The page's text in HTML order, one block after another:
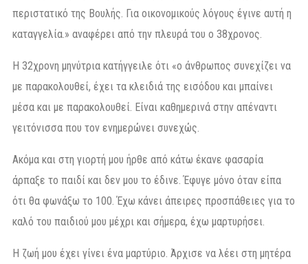
περιστατικό της Βουλής. Για οικονομικούς λόγους έγινε αυτή η
καταγγελία.» αναφέρει από την πλευρά του ο 38χρονος.
Η 32χρονη μηνύτρια κατήγγειλε ότι «ο άνθρωπος συνεχίζει να
με παρακολουθεί, έχει τα κλειδιά της εισόδου και μπαίνει
μέσα και με παρακολουθεί. Είναι καθημερινά στην απέναντι
γειτόνισσα που τον ενημερώνει συνεχώς.
Ακόμα και στη γιορτή μου ήρθε από κάτω έκανε φασαρία
άρπαξε το παιδί και δεν μου το έδινε. Έφυγε μόνο όταν είπα
ότι θα φωνάξω το 100. Έχω κάνει άπειρες προσπάθειες για το
καλό του παιδιού μου μέχρι και σήμερα, έχω μαρτυρήσει.
Η ζωή μου έχει γίνει ένα μαρτύριο. Άρχισε να λέει στη μητέρα